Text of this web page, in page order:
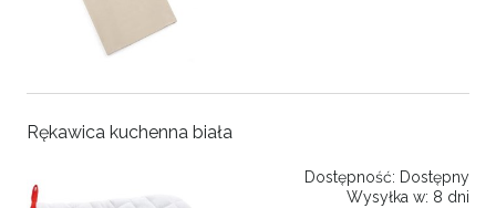
Rękawica kuchenna biała
Dostępność: Dostępny
Wysyłka w: 8 dni